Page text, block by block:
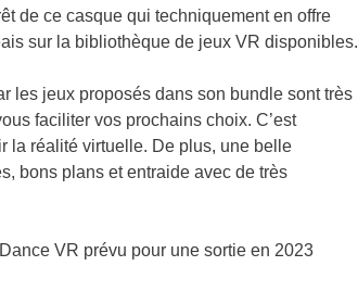
de ce casque qui techniquement en offre
sur la bibliothèque de jeux VR disponibles.
les jeux proposés dans son bundle sont très
faciliter vos prochains choix. C’est
la réalité virtuelle. De plus, une belle
bons plans et entraide avec de très
VR prévu pour une sortie en 2023